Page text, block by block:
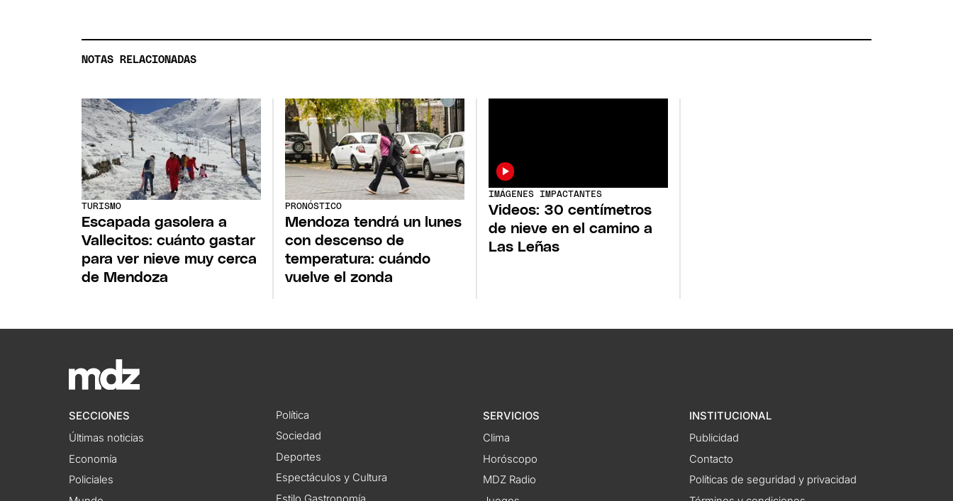
NOTAS RELACIONADAS
TURISMO
Escapada gasolera a
Vallecitos: cuánto gastar
para ver nieve muy cerca
de Mendoza
PRONÓSTICO
Mendoza tendrá un lunes
con descenso de
temperatura: cuándo
vuelve el zonda
IMÁGENES IMPACTANTES
Videos: 30 centímetros
de nieve en el camino a
Las Leñas
SECCIONES
Últimas noticias
Economía
Policiales
Política
Sociedad
Deportes
Espectáculos y Cultura
SERVICIOS
Clima
Horóscopo
MDZ Radio
INSTITUCIONAL
Publicidad
Contacto
Políticas de seguridad y privacidad